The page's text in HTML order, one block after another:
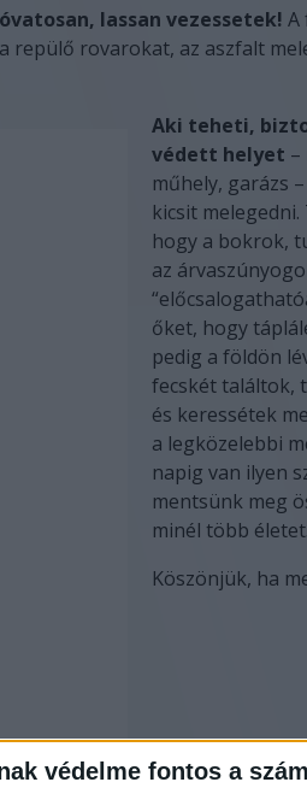
védelme fontos a
lassan vezessetek! A
repülő rovarokat, az aszfalt
Aki teheti,
védett helyet –
műhely, garázs
kicsit
hogy a bokrok,
az
őket, hogy
pedig a földön
fecskét találtok,
és keressétek
a legközelebbi
napig van ilyen
mentsünk meg
minél több életet.
Köszönjük, ha